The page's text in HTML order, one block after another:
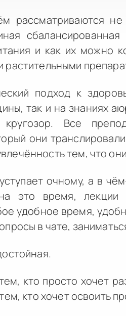
рассматриваются
и как их можно
подход к
так и на знаниях
Все
они
тем, что
очному, а в
это время,
удобное время,
в чате,
кто просто хочет
кто хочет освоить